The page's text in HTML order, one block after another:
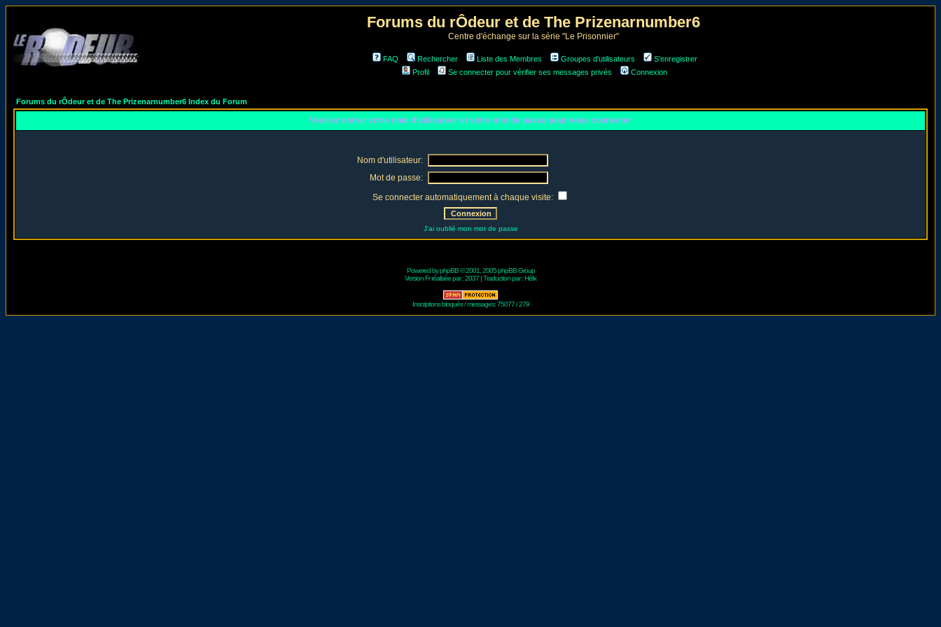
Forums du rÔdeur et de The Prizenarnumber6
Centre d'échange sur la série "Le Prisonnier"
FAQ Rechercher Liste des Membres Groupes d'utilisateurs
S'enregistrer
Profil
Se connecter pour vérifier ses messages privés Connexion
Forums du rÔdeur et de The Prizenarnumber6 Index du Forum
Veuillez entrer votre nom d'utilisateur et votre mot de passe pour vous connecter
Nom d'utilisateur:
Mot de passe:
Se connecter automatiquement à chaque visite:
J'ai oublié mon mot de passe
Powered byphpBB© 2001, 2005 phpBB Group
Version Fr réalisée par :2037 | Traduction par :Hélix
Inscriptions bloqués / messages: 75077 / 279